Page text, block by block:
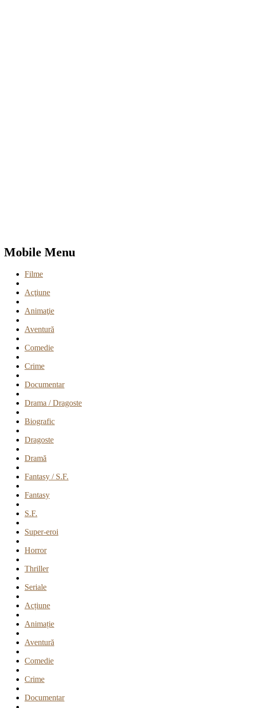
Mobile Menu
Filme
Acţiune
Animaţie
Aventură
Comedie
Crime
Documentar
Drama / Dragoste
Biografic
Dragoste
Dramă
Fantasy / S.F.
Fantasy
S.F.
Super-eroi
Horror
Thriller
Seriale
Acțiune
Animație
Aventură
Comedie
Crime
Documentar